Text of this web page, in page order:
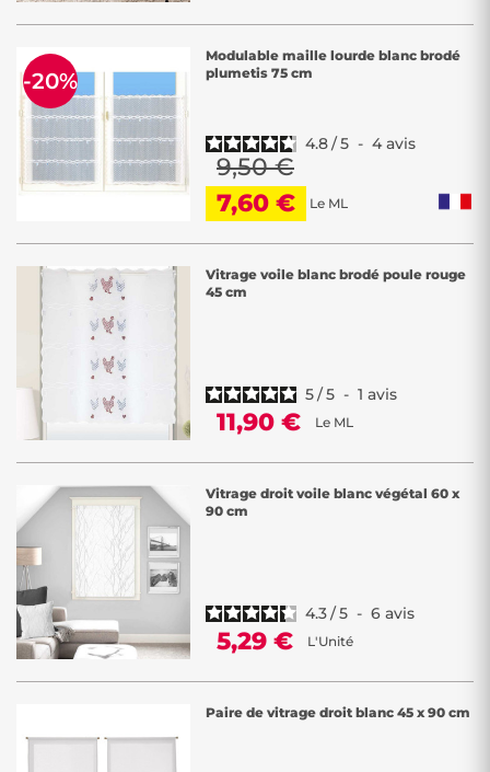
Modulable maille lourde blanc brodé
plumetis 75 cm
4.8/5 - 4 avis
9,50 €
7,60 €
Le ML
-20%
Vitrage voile blanc brodé poule rouge
45 cm
5/5 - 1 avis
11,90 € Le ML
Vitrage droit voile blanc végétal 60 x
90 cm
4.3/5 - 6 avis
5,29 € L'Unité
Paire de vitrage droit blanc 45 x 90 cm